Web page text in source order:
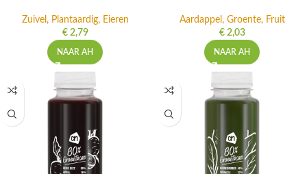
Zuivel, Plantaardig, Eieren
€2,79
NAAR AH
Aardappel, Groente, Fruit
€2,03
NAAR AH